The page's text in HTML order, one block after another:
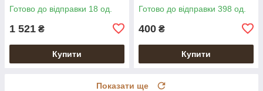
Готово до відправки 18 од.
1 521 ₴
Купити
Готово до відправки 398 од.
400 ₴
Купити
Показати ще